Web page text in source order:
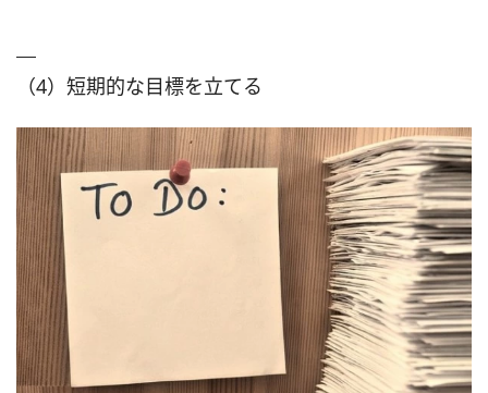
（4）短期的な目標を立てる